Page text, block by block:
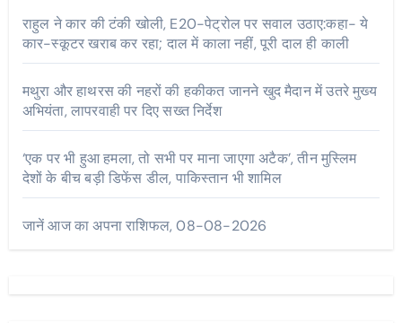
राहुल ने कार की टंकी खोली, E20-पेट्रोल पर सवाल उठाए:कहा- ये
कार-स्कूटर खराब कर रहा; दाल में काला नहीं, पूरी दाल ही काली
मथुरा और हाथरस की नहरों की हकीकत जानने खुद मैदान में उतरे मुख्य
अभियंता, लापरवाही पर दिए सख्त निर्देश
‘एक पर भी हुआ हमला, तो सभी पर माना जाएगा अटैक’, तीन मुस्लिम
देशों के बीच बड़ी डिफेंस डील, पाकिस्तान भी शामिल
जानें आज का अपना राशिफल, 08-08-2026